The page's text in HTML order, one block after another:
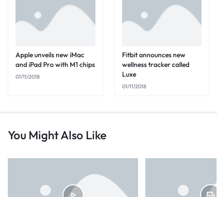
Apple unveils new iMac
and iPad Pro with M1 chips
01/11/2018
Fitbit announces new
wellness tracker called
Luxe
01/11/2018
You Might Also Like